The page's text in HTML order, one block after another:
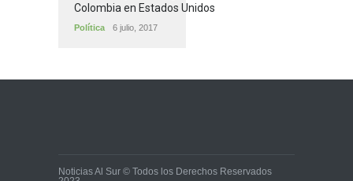
Colombia en Estados Unidos
Política 6 julio, 2017
Noticias Al Sur © Todos los Derechos Reservados